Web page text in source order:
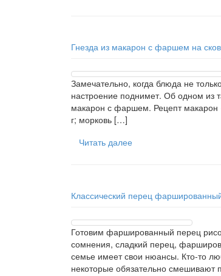
Гнезда из макарон с фаршем на
Замечательно, когда блюда не
настроение поднимет. Об одном из
макарон с фаршем. Рецепт
г; морковь […]
Читать далее
Классический перец
Готовим фаршированный перец
сомнения, сладкий перец,
семье имеет свои нюансы. Кто-то
некоторые обязательно